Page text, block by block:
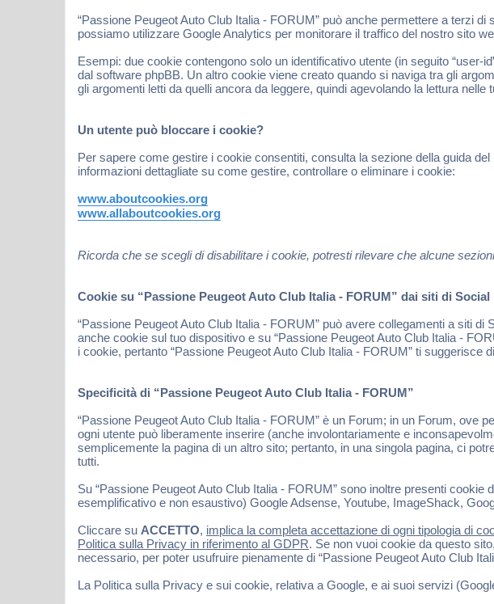
“Passione Peugeot Auto Club Italia - FORUM” può anche permettere a terzi
possiamo utilizzare Google Analytics per monitorare il traffico del nostro sito
Esempi: due cookie contengono solo un identificativo utente (in seguito
dal software phpBB. Un altro cookie viene creato quando si naviga tra gli
gli argomenti letti da quelli ancora da leggere, quindi agevolando la lettura
Un utente può bloccare i cookie?
Per sapere come gestire i cookie consentiti, consulta la sezione della guida
informazioni dettagliate su come gestire, controllare o eliminare i cookie:
www.aboutcookies.org
www.allaboutcookies.org
Ricorda che se scegli di disabilitare i cookie, potresti rilevare che alcune
Cookie su “Passione Peugeot Auto Club Italia - FORUM” dai siti di
“Passione Peugeot Auto Club Italia - FORUM” può avere collegamenti a siti
anche cookie sul tuo dispositivo e su “Passione Peugeot Auto Club Italia -
i cookie, pertanto “Passione Peugeot Auto Club Italia - FORUM” ti
Specificità di “Passione Peugeot Auto Club Italia - FORUM”
“Passione Peugeot Auto Club Italia - FORUM” è un Forum; in un Forum, ove
ogni utente può liberamente inserire (anche involontariamente e
semplicemente la pagina di un altro sito; pertanto, in una singola pagina, ci
tutti.
Su “Passione Peugeot Auto Club Italia - FORUM” sono inoltre presenti
esemplificativo e non esaustivo) Google Adsense, Youtube, ImageShack,
Cliccare su ACCETTO, implica la completa accettazione di ogni tipologia di
Politica sulla Privacy in riferimento al GDPR. Se non vuoi cookie da questo
necessario, per poter usufruire pienamente di “Passione Peugeot Auto Club
La Politica sulla Privacy e sui cookie, relativa a Google, e ai suoi servizi